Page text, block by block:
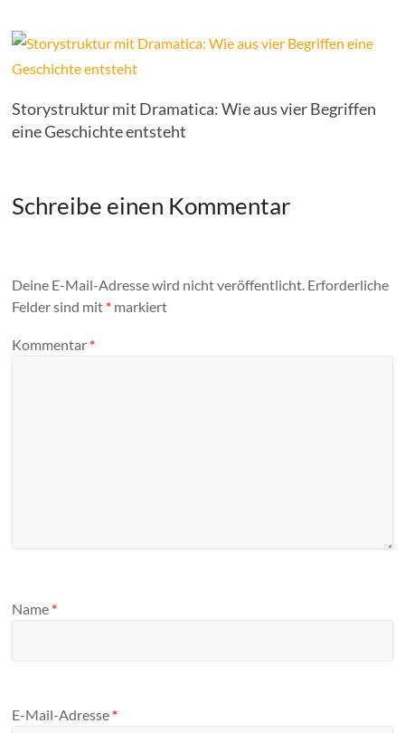
Storystruktur mit Dramatica: Wie aus vier Begriffen
eine Geschichte entsteht
Schreibe einen Kommentar
Deine E-Mail-Adresse wird nicht veröffentlicht. Erforderliche
Felder sind mit * markiert
Kommentar *
Name *
E-Mail-Adresse *